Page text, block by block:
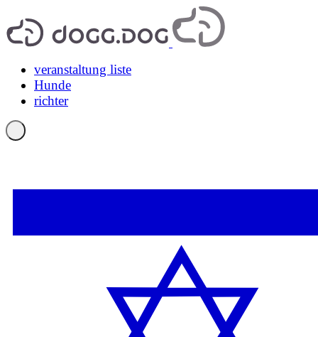
veranstaltung liste
Hunde
richter